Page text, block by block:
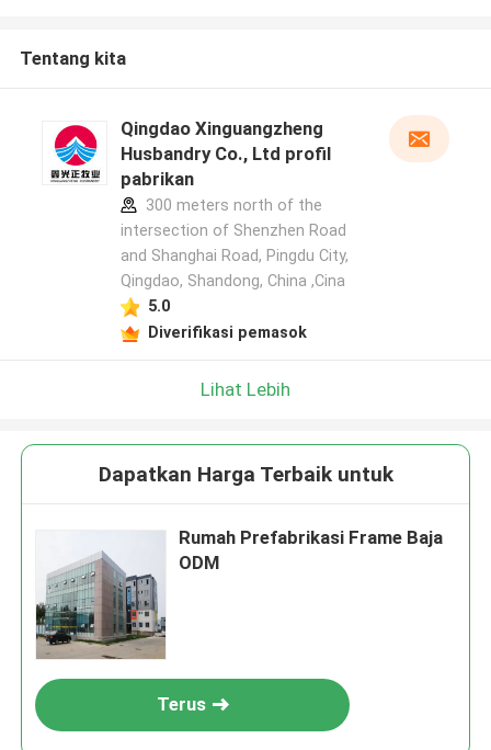
Tentang kita
Qingdao Xinguangzheng
Husbandry Co., Ltd profil
pabrikan
300 meters north of the
intersection of Shenzhen Road
and Shanghai Road, Pingdu City,
Qingdao, Shandong, China ,Cina
5.0
Diverifikasi pemasok
Lihat Lebih
Dapatkan Harga Terbaik untuk
Rumah Prefabrikasi Frame Baja
ODM
Terus